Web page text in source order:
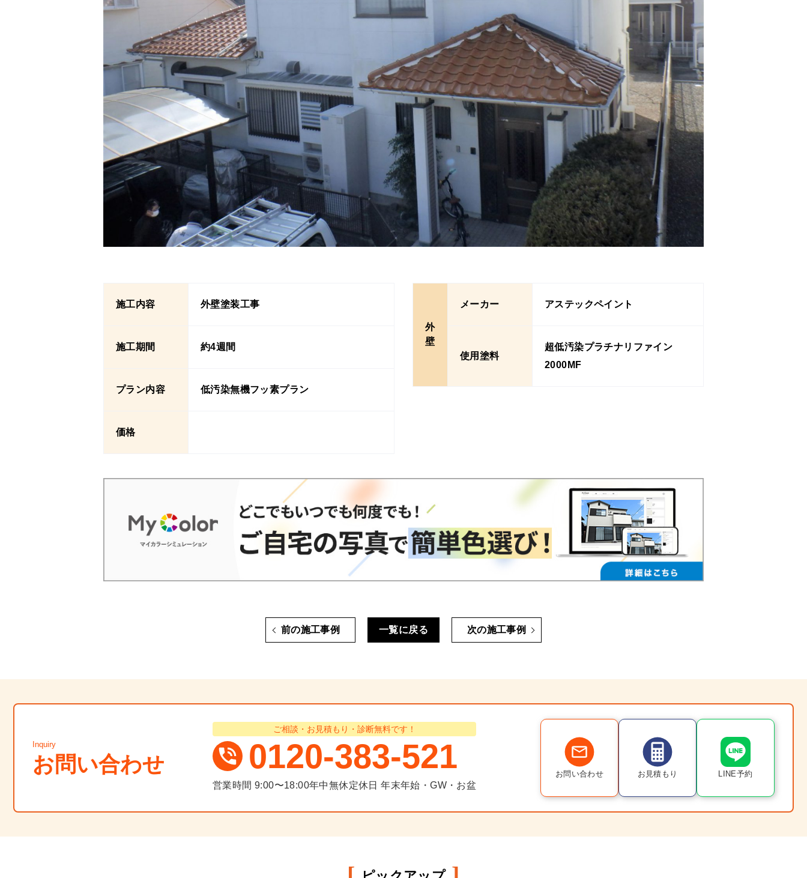
施工内容 外壁塗装工事
施工期間 約4週間
プラン内容 低汚染無機フッ素プラン
価格
外
壁
メーカー アステックペイント
使用塗料
超低汚染プラチナリファイン
2000MF
前の施工事例 次の施工事例
一覧に戻る
お問い合わせ
Inquiry
ご相談・お見積もり・診断無料です！
0120-383-521
営業時間 9:00〜18:00年中無休定休日 年末年始・GW・お盆
お問い合わせ お見積もり LINE予約